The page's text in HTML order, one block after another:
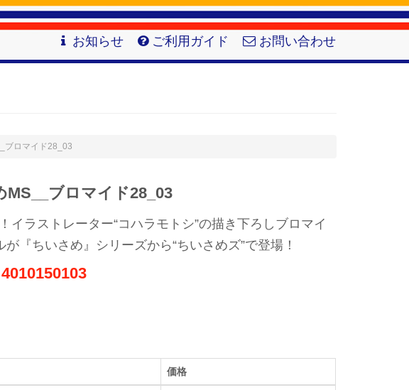
お知らせ ご利用ガイド お問い合わせ
ブロマイド28_03
MS__ブロマイド28_03
イラストレーター“コハラモトシ”の描き下ろしブロマイ
が『ちいさめ』シリーズから“ちいさめズ”で登場！
4010150103
価格